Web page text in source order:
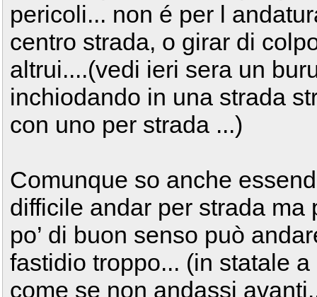
pericoli... non é per l
centro strada, o girar di
altrui....(vedi ieri sera un
inchiodando in una strada
con uno per strada ...)
Comunque so anche
difficile andar per strada
po’ di buon senso può
fastidio troppo... (in statale
come se non andassi